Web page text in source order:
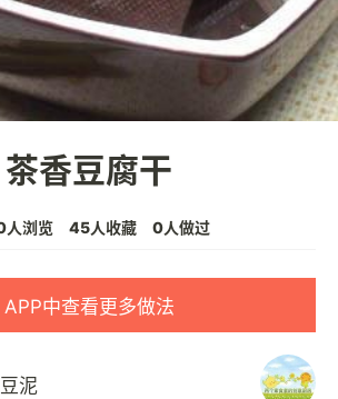
茶香豆腐干
人浏览 45人收藏 0人做过
APP中查看更多做法
泥